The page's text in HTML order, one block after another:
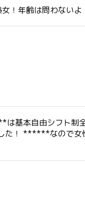
！年齢は問わないよ
は基本自由シフト
！ ******なので女